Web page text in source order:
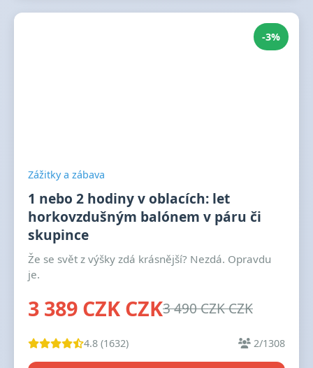
-3%
Zážitky a zábava
1 nebo 2 hodiny v oblacích: let
horkovzdušným balónem v páru či
skupince
Že se svět z výšky zdá krásnější? Nezdá. Opravdu
je.
3 389 CZK CZK3 490 CZK CZK
4.8 (1632) 2/1308